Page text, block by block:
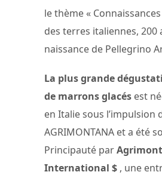
le thème «
des terres italiennes, 200
naissance de Pellegrino
La plus grande
de marrons glacés est
en Italie sous l’impulsion
AGRIMONTANA et a été
Principauté par
International $ , une